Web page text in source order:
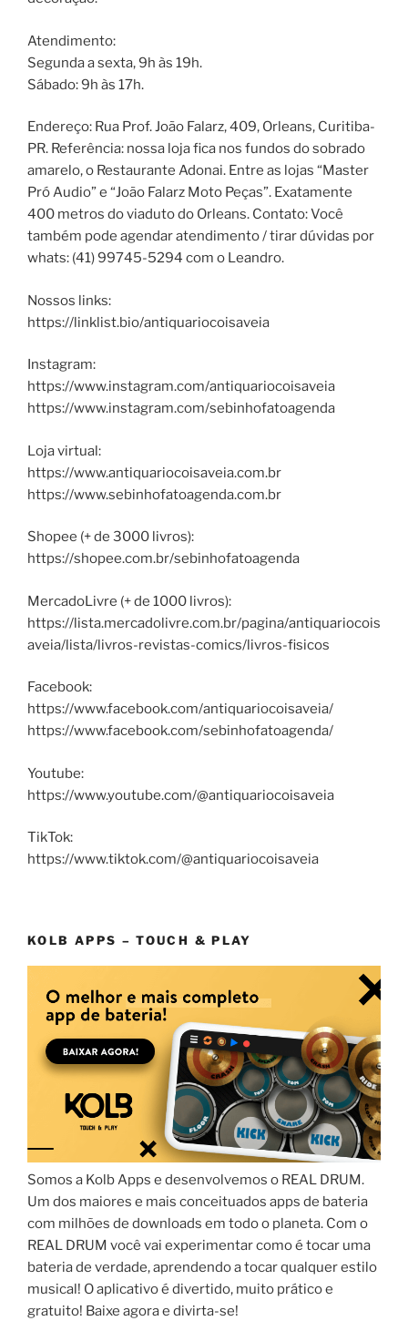
Atendimento:
Segunda a sexta, 9h às 19h.
Sábado: 9h às 17h.
Endereço: Rua Prof. João Falarz, 409, Orleans, Curitiba-
PR. Referência: nossa loja fica nos fundos do sobrado
amarelo, o Restaurante Adonai. Entre as lojas “Master
Pró Audio” e “João Falarz Moto Peças”. Exatamente
400 metros do viaduto do Orleans. Contato: Você
também pode agendar atendimento / tirar dúvidas por
whats: (41) 99745-5294 com o Leandro.
Nossos links:
https://linklist.bio/antiquariocoisaveia
Instagram:
https://www.instagram.com/antiquariocoisaveia
https://www.instagram.com/sebinhofatoagenda
Loja virtual:
https://www.antiquariocoisaveia.com.br
https://www.sebinhofatoagenda.com.br
Shopee (+ de 3000 livros):
https://shopee.com.br/sebinhofatoagenda
MercadoLivre (+ de 1000 livros):
https://lista.mercadolivre.com.br/pagina/antiquariocois
aveia/lista/livros-revistas-comics/livros-fisicos
Facebook:
https://www.facebook.com/antiquariocoisaveia/
https://www.facebook.com/sebinhofatoagenda/
Youtube:
https://www.youtube.com/@antiquariocoisaveia
TikTok:
https://www.tiktok.com/@antiquariocoisaveia
KOLB APPS – TOUCH & PLAY
Somos a Kolb Apps e desenvolvemos o REAL DRUM.
Um dos maiores e mais conceituados apps de bateria
com milhões de downloads em todo o planeta. Com o
REAL DRUM você vai experimentar como é tocar uma
bateria de verdade, aprendendo a tocar qualquer estilo
musical! O aplicativo é divertido, muito prático e
gratuito! Baixe agora e divirta-se!